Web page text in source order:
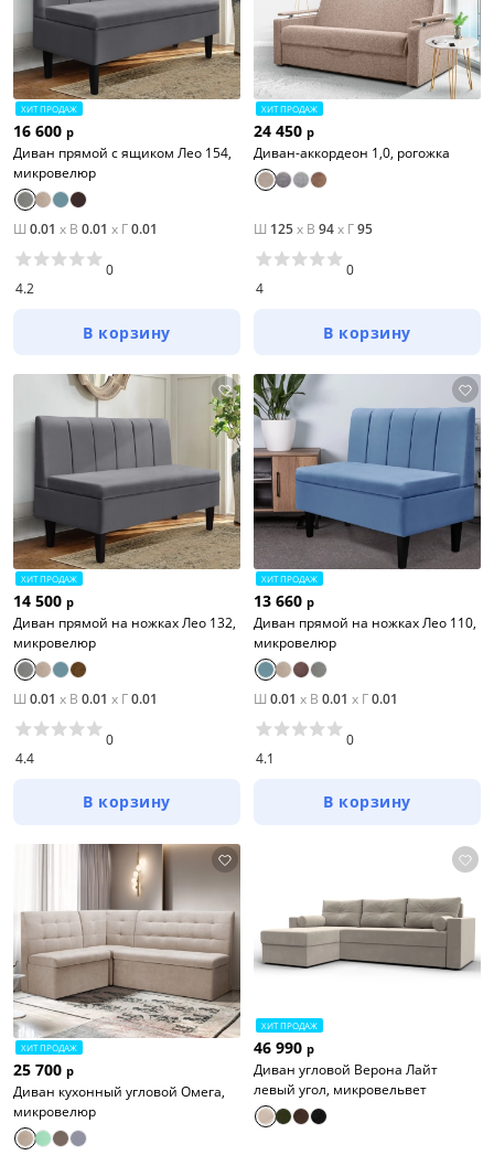
ХИТ ПРОДАЖ
16 600 р
Диван прямой с ящиком Лео 154,
микровелюр
Ш 0.01 x В 0.01 x Г0.01
4.2
0
В корзину
ХИТ ПРОДАЖ
24 450 р
Диван-аккордеон 1,0, рогожка
Ш 125x В 94x Г95
4
0
В корзину
ХИТ ПРОДАЖ
14 500 р
Диван прямой на ножках Лео 132,
микровелюр
Ш 0.01 x В 0.01 x Г0.01
4.4
0
В корзину
ХИТ ПРОДАЖ
13 660 р
Диван прямой на ножках Лео 110,
микровелюр
Ш 0.01 x В 0.01 x Г0.01
4.1
0
В корзину
ХИТ ПРОДАЖ
25 700 р
Диван кухонный угловой Омега,
микровелюр
ХИТ ПРОДАЖ
46 990 р
Диван угловой Верона Лайт
левый угол, микровельвет